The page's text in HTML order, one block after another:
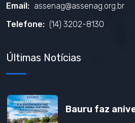
Email: assenag@assenag.org.br
Telefone: (14) 3202-8130
Últimas Notícias
Bauru faz